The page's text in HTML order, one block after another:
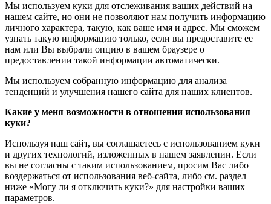
Мы используем куки для отслеживания ваших действий на
нашем сайте, но они не позволяют нам получить информацию
личного характера, такую, как ваше имя и адрес. Мы сможем
узнать такую информацию только, если вы предоставите ее
нам или Вы выбрали опцию в вашем браузере о
предоставлении такой информации автоматически.
Мы используем собранную информацию для анализа
тенденций и улучшения нашего сайта для наших клиентов.
Какие у меня возможности в отношении использования
куки?
Используя наш сайт, вы соглашаетесь с использованием куки
и других технологий, изложенных в нашем заявлении. Если
вы не согласны с таким использованием, просим Вас либо
воздержаться от использования веб-сайта, либо см. раздел
ниже «Могу ли я отключить куки?» для настройки ваших
параметров.